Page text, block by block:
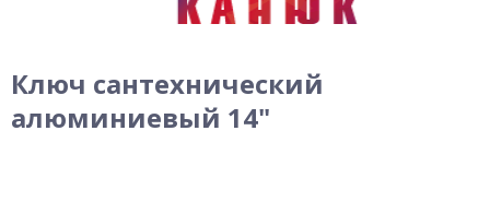
Ключ сантехнический
алюминиевый 14"